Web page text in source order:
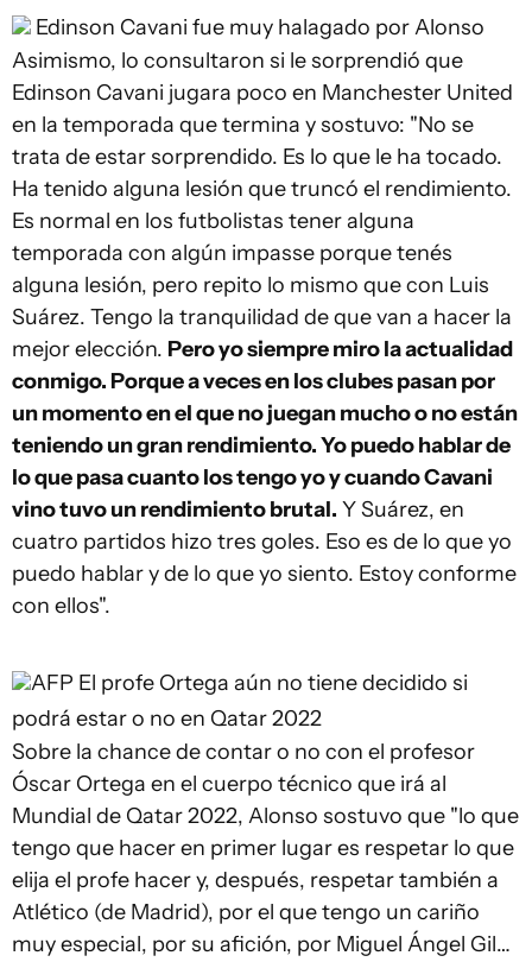
Edinson Cavani fue muy halagado por Alonso
Asimismo, lo consultaron si le sorprendió que
Edinson Cavani jugara poco en Manchester United
en la temporada que termina y sostuvo: "No se
trata de estar sorprendido. Es lo que le ha tocado.
Ha tenido alguna lesión que truncó el rendimiento.
Es normal en los futbolistas tener alguna
temporada con algún impasse porque tenés
alguna lesión, pero repito lo mismo que con Luis
Suárez. Tengo la tranquilidad de que van a hacer la
mejor elección. Pero yo siempre miro la actualidad
conmigo. Porque a veces en los clubes pasan por
un momento en el que no juegan mucho o no están
teniendo un gran rendimiento. Yo puedo hablar de
lo que pasa cuanto los tengo yo y cuando Cavani
vino tuvo un rendimiento brutal. Y Suárez, en
cuatro partidos hizo tres goles. Eso es de lo que yo
puedo hablar y de lo que yo siento. Estoy conforme
con ellos".
AFP El profe Ortega aún no tiene decidido si
podrá estar o no en Qatar 2022
Sobre la chance de contar o no con el profesor
Óscar Ortega en el cuerpo técnico que irá al
Mundial de Qatar 2022, Alonso sostuvo que "lo que
tengo que hacer en primer lugar es respetar lo que
elija el profe hacer y, después, respetar también a
Atlético (de Madrid), por el que tengo un cariño
muy especial, por su afición, por Miguel Ángel Gil…